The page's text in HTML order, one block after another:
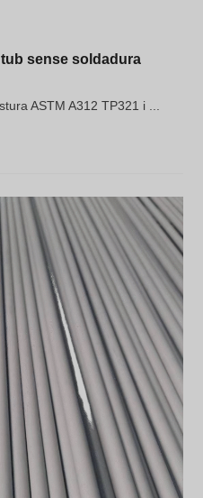
tub sense soldadura
ASTM A312 TP321 i ...